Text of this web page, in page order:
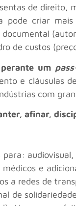
de direito,
pode criar
de custos
um
e cláusulas de
com
afinar,
para:
e
a redes de
de